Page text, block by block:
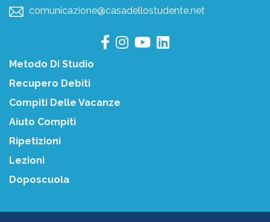
comunicazione@casadellostudente.net
Metodo Di Studio
Recupero Debiti
Compiti Delle Vacanze
Aiuto Compiti
Ripetizioni
Lezioni
Doposcuola